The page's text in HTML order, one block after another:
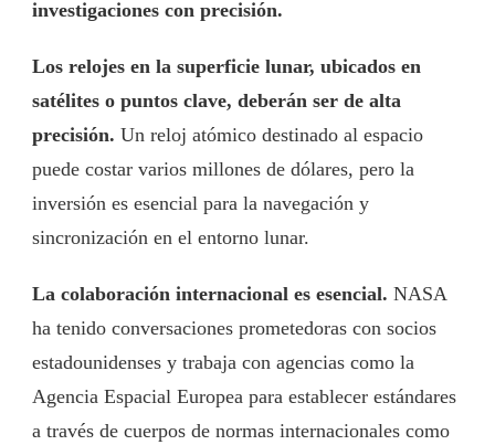
investigaciones con precisión.
Los relojes en la superficie lunar, ubicados en
satélites o puntos clave, deberán ser de alta
precisión. Un reloj atómico destinado al espacio
puede costar varios millones de dólares, pero la
inversión es esencial para la navegación y
sincronización en el entorno lunar.
La colaboración internacional es esencial. NASA
ha tenido conversaciones prometedoras con socios
estadounidenses y trabaja con agencias como la
Agencia Espacial Europea para establecer estándares
a través de cuerpos de normas internacionales como